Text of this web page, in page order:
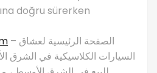
doğru sürerken
– الصفحة الرئيسية لعشاق
السيارات الكلاسيكية في الشرق